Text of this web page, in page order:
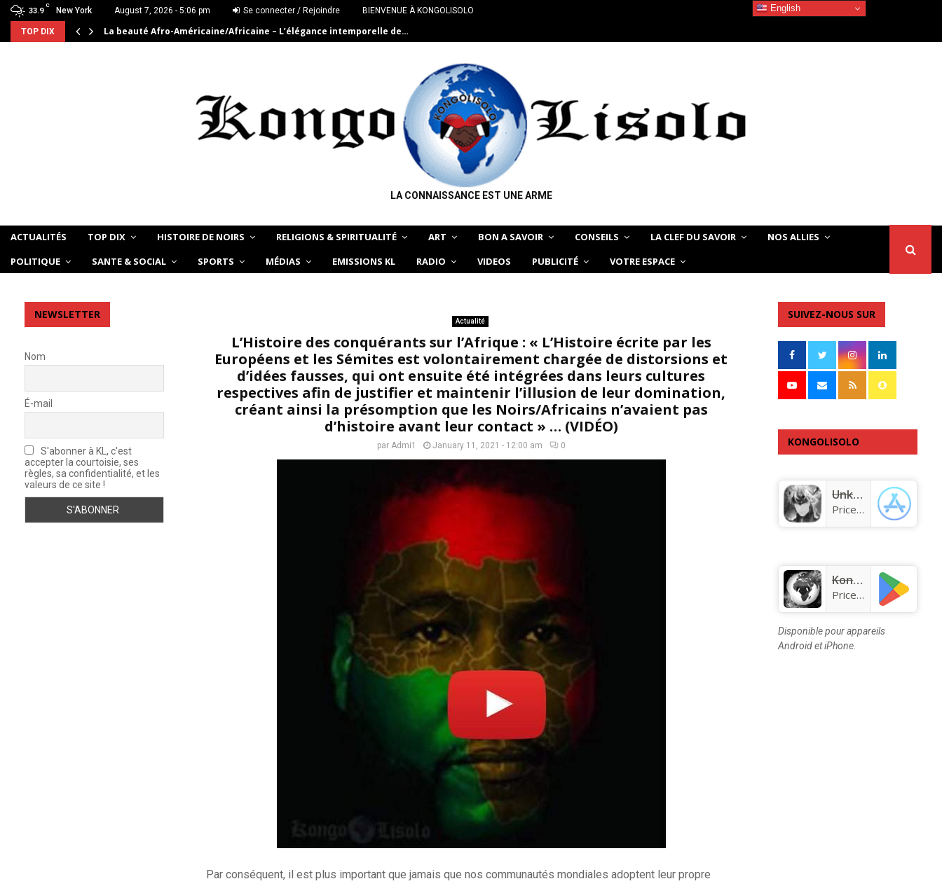
33.9
C
New York August 7, 2026 - 5:06 pm Se connecter / Rejoindre BIENVENUE À KONGOLISOLO
TOP DIX La beauté Afro-Américaine/Africaine – L’élégance intemporelle de…
LA CONNAISSANCE EST UNE ARME
ACTUALITÉS TOP DIX HISTOIRE DE NOIRS RELIGIONS & SPIRITUALITÉ ART BON A SAVOIR CONSEILS LA CLEF DU SAVOIR
NOS ALLIES
POLITIQUE
SANTE & SOCIAL SPORTS MÉDIAS EMISSIONS KL RADIO VIDEOS PUBLICITÉ VOTRE ESPACE
Actualité
L’Histoire des conquérants sur l’Afrique : « L’Histoire écrite par les
Européens et les Sémites est volontairement chargée de distorsions et
d’idées fausses, qui ont ensuite été intégrées dans leurs cultures
respectives afin de justifier et maintenir l’illusion de leur domination,
créant ainsi la présomption que les Noirs/Africains n’avaient pas
d’histoire avant leur contact » … (VIDÉO)
par Admi1 January 11, 2021 - 12:00 am 0
Par conséquent, il est plus important que jamais que nos communautés mondiales adoptent leur propre
NEWSLETTER
Nom
É-mail
S'abonner à KL, c'est
accepter la courtoisie, ses
règles, sa confidentialité, et les
valeurs de ce site !
SUIVEZ-NOUS SUR
KONGOLISOLO
Unknown app
Price:Free
KongoLisolo
Price:Free
Disponible pour appareils
Android et iPhone.
English